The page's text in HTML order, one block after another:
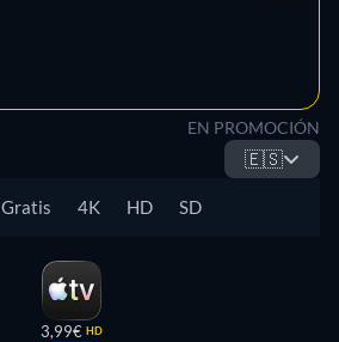
EN PROMOCIÓN
🇪🇸
Gratis 4K HD SD
3,99€ HD